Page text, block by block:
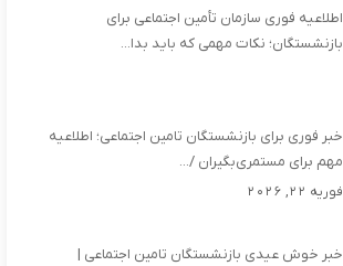
اطلاعیه فوری سازمان تأمین اجتماعی برای
بازنشستگان؛ نکات مهمی که باید بدا...
خبر فوری برای بازنشستگان تامین اجتماعی؛ اطلاعیه
مهم برای مستمری‌بگیران /...
فوریه 22, 2026
خبر خوش عیدی بازنشستگان تامین اجتماعی |